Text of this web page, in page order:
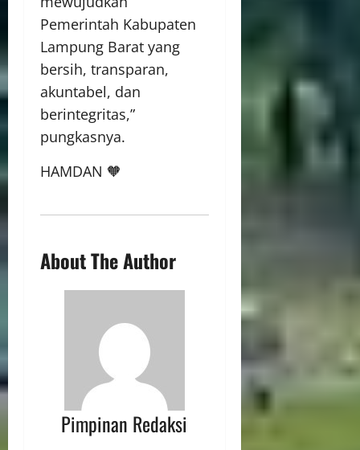
Pemerintah Kabupaten
Lampung Barat yang
bersih, transparan,
akuntabel, dan
berintegritas,”
pungkasnya.
HAMDAN 🧡
About The Author
Pimpinan Redaksi